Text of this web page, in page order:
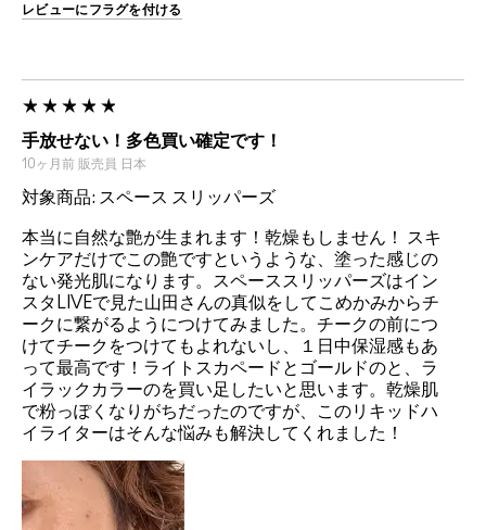
レビューにフラグを付ける
手放せない！多色買い確定です！
10ヶ月前 販売員 日本
対象商品: スペース スリッパーズ
本当に自然な艶が生まれます！乾燥もしません！ スキ
ンケアだけでこの艶ですというような、塗った感じの
ない発光肌になります。スペーススリッパーズはイン
スタLIVEで見た山田さんの真似をしてこめかみからチ
ークに繋がるようにつけてみました。チークの前につ
けてチークをつけてもよれないし、１日中保湿感もあ
って最高です！ライトスカペードとゴールドのと、ラ
イラックカラーのを買い足したいと思います。乾燥肌
で粉っぽくなりがちだったのですが、このリキッドハ
イライターはそんな悩みも解決してくれました！